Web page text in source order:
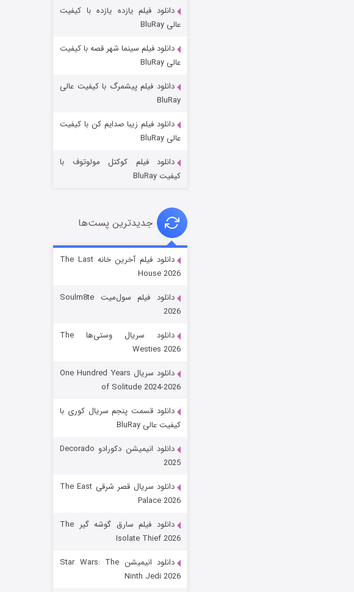
خاندان اژدها فصل ۳
قسمت
باب اسفنجی فصل ۱۷
قسمت
دانلود فیلم یازده یازده با کیفیت
عالی BluRay
دانلود فیلم سینما شهر قصه با کیفیت
عالی BluRay
دانلود فیلم پیشمرگ با کیفیت عالی
BluRay
دانلود فیلم زیبا صدایم کن با کیفیت
عالی BluRay
دانلود فیلم کوکتل مولوتوف با
کیفیت BluRay
جدیدترین پست‌ها
دانلود فیلم آخرین خانه The Last
House 2026
دانلود فیلم سول‌میت Soulm8te
2026
دانلود سریال وستی‌ها The
Westies 2026
دانلود سریال One Hundred Years
of Solitude 2024-2026
دانلود قسمت پنجم سریال کوری با
کیفیت عالی BluRay
دانلود انیمیشن دکورادو Decorado
2025
دانلود سریال قصر شرقی The East
Palace 2026
دانلود فیلم سارق گوشه گیر The
Isolate Thief 2026
دانلود انیمیشن Star Wars: The
Ninth Jedi 2026